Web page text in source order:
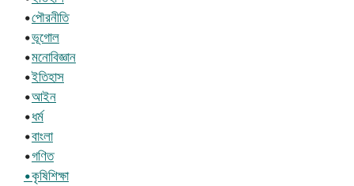
•পৌরনীতি
•ভূগোল
•মনোবিজ্ঞান
•ইতিহাস
•আইন
•ধর্ম
•বাংলা
•গণিত
•কৃষিশিক্ষা